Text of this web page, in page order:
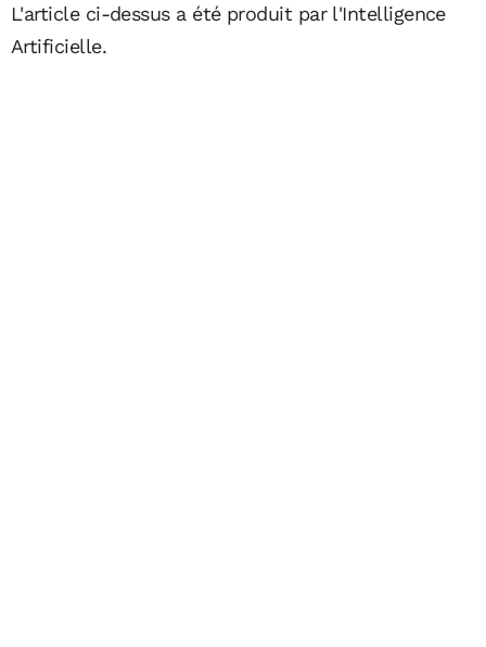
L'article ci-dessus a été produit par l'Intelligence
Artificielle.